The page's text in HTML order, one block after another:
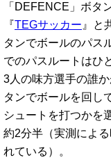
「DEFENCE」ボタ
『TEGサッカー 』と
タンでボールのパス
でのパスルートはひ
3人の味方選手の誰
タンでボールを回し
シュートを打つかを
約2分半（実測によ
れている）。